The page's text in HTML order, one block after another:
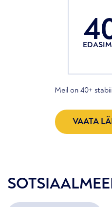
Meil on 40+
VAATA